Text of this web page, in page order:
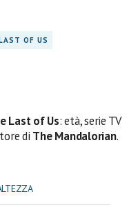
OF US
Last of Us: età, serie TV
di The Mandalorian.